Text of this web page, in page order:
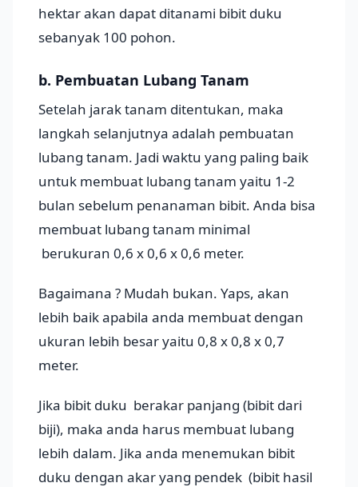
hektar akan dapat ditanami bibit duku
sebanyak 100 pohon.
b. Pembuatan Lubang Tanam
Setelah jarak tanam ditentukan, maka
langkah selanjutnya adalah pembuatan
lubang tanam. Jadi waktu yang paling baik
untuk membuat lubang tanam yaitu 1-2
bulan sebelum penanaman bibit. Anda bisa
membuat lubang tanam minimal
berukuran 0,6 x 0,6 x 0,6 meter.
Bagaimana ? Mudah bukan. Yaps, akan
lebih baik apabila anda membuat dengan
ukuran lebih besar yaitu 0,8 x 0,8 x 0,7
meter.
Jika bibit duku berakar panjang (bibit dari
biji), maka anda harus membuat lubang
lebih dalam. Jika anda menemukan bibit
duku dengan akar yang pendek (bibit hasil